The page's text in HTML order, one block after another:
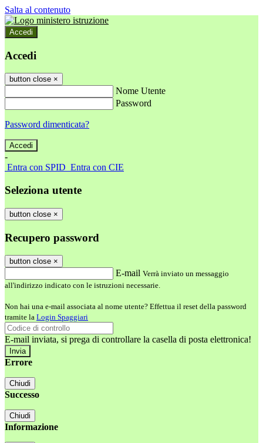
Salta al contenuto
Accedi
Accedi
button close ×
Nome Utente
Password
Password dimenticata?
-
Entra con SPID Entra con CIE
Seleziona utente
button close ×
Recupero password
button close ×
E-mail Verrà inviato un messaggio
all'indirizzo indicato con le istruzioni necessarie.
Non hai una e-mail associata al nome utente? Effettua il reset della password
tramite la Login Spaggiari
E-mail inviata, si prega di controllare la casella di posta elettronica!
Errore
Chiudi
Successo
Chiudi
Informazione